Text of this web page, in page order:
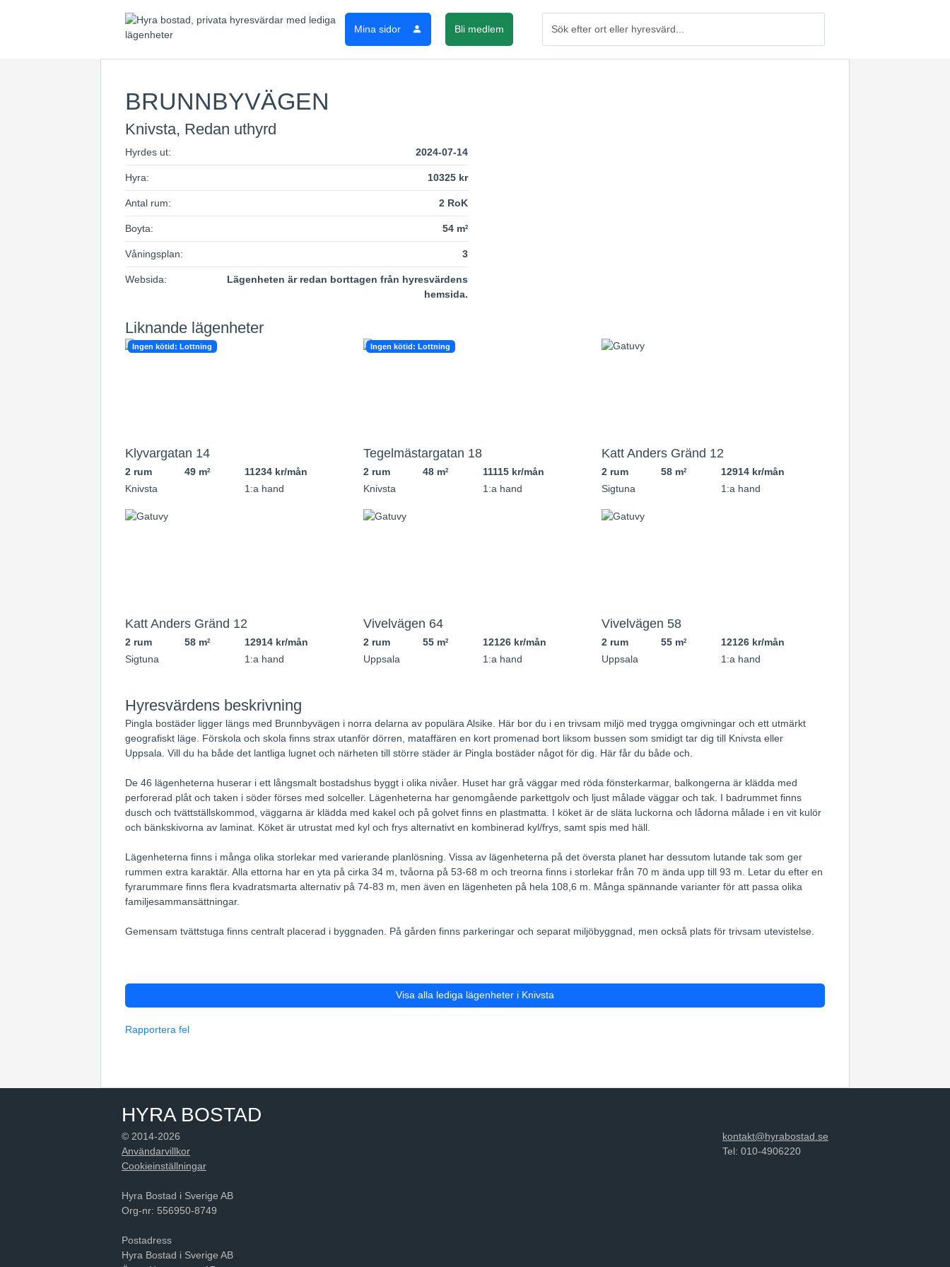
Mina sidor Bli medlem
BRUNNBYVÄGEN
Knivsta, Redan uthyrd
Hyrdes ut: 2024-07-14
Hyra: 10325 kr
Antal rum: 2 RoK
Boyta: 54 m2
Våningsplan: 3
Websida:
Lägenheten är redan borttagen från hyresvärdens
hemsida.
Liknande lägenheter
Ingen kötid: Lottning
Klyvargatan 14
2 rum 49 m2
11234 kr/mån
Knivsta
1:a hand
Ingen kötid: Lottning
Tegelmästargatan 18
2 rum 48 m2
11115 kr/mån
Knivsta
1:a hand
Katt Anders Gränd 12
2 rum 58 m2
12914 kr/mån
Sigtuna
1:a hand
Katt Anders Gränd 12
2 rum 58 m2
12914 kr/mån
Sigtuna
1:a hand
Vivelvägen 64
2 rum 55 m2
12126 kr/mån
Uppsala
1:a hand
Vivelvägen 58
2 rum 55 m2
12126 kr/mån
Uppsala
1:a hand
Hyresvärdens beskrivning
Pingla bostäder ligger längs med Brunnbyvägen i norra delarna av populära Alsike. Här bor du i en trivsam miljö med trygga omgivningar och ett utmärkt
geografiskt läge. Förskola och skola finns strax utanför dörren, mataffären en kort promenad bort liksom bussen som smidigt tar dig till Knivsta eller
Uppsala. Vill du ha både det lantliga lugnet och närheten till större städer är Pingla bostäder något för dig. Här får du både och.
De 46 lägenheterna huserar i ett långsmalt bostadshus byggt i olika nivåer. Huset har grå väggar med röda fönsterkarmar, balkongerna är klädda med
perforerad plåt och taken i söder förses med solceller. Lägenheterna har genomgående parkettgolv och ljust målade väggar och tak. I badrummet finns
dusch och tvättställskommod, väggarna är klädda med kakel och på golvet finns en plastmatta. I köket är de släta luckorna och lådorna målade i en vit kulör
och bänkskivorna av laminat. Köket är utrustat med kyl och frys alternativt en kombinerad kyl/frys, samt spis med häll.
Lägenheterna finns i många olika storlekar med varierande planlösning. Vissa av lägenheterna på det översta planet har dessutom lutande tak som ger
rummen extra karaktär. Alla ettorna har en yta på cirka 34 m, tvåorna på 53-68 m och treorna finns i storlekar från 70 m ända upp till 93 m. Letar du efter en
fyrarummare finns flera kvadratsmarta alternativ på 74-83 m, men även en lägenheten på hela 108,6 m. Många spännande varianter för att passa olika
familjesammansättningar.
Gemensam tvättstuga finns centralt placerad i byggnaden. På gården finns parkeringar och separat miljöbyggnad, men också plats för trivsam utevistelse.
Visa alla lediga lägenheter i Knivsta
Rapportera fel
HYRA BOSTAD
kontakt@hyrabostad.se
Tel: 010-4906220
© 2014-2026
Användarvillkor
Cookieinställningar
Hyra Bostad i Sverige AB
Org-nr: 556950-8749
Postadress
Hyra Bostad i Sverige AB